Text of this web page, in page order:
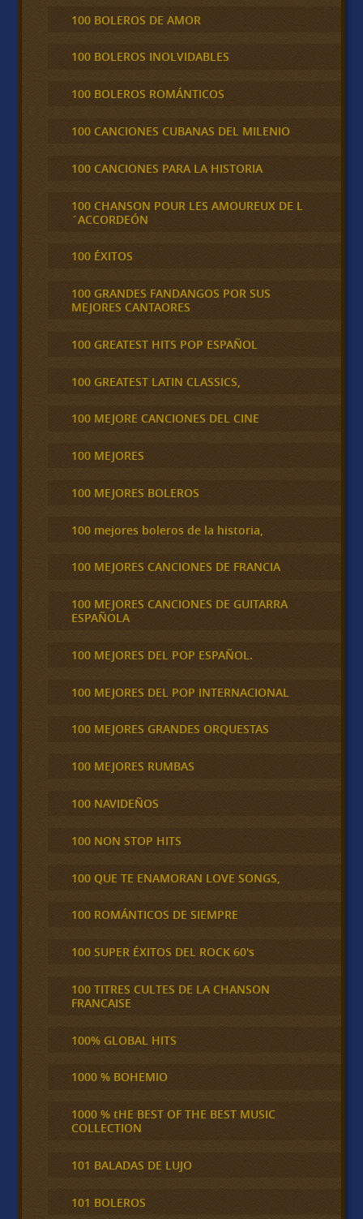
100 BOLEROS DE AMOR
100 BOLEROS INOLVIDABLES
100 BOLEROS ROMÁNTICOS
100 CANCIONES CUBANAS DEL MILENIO
100 CANCIONES PARA LA HISTORIA
100 CHANSON POUR LES AMOUREUX DE L
´ACCORDEÓN
100 ÉXITOS
100 GRANDES FANDANGOS POR SUS
MEJORES CANTAORES
100 GREATEST HITS POP ESPAÑOL
100 GREATEST LATIN CLASSICS,
100 MEJORE CANCIONES DEL CINE
100 MEJORES
100 MEJORES BOLEROS
100 mejores boleros de la historia,
100 MEJORES CANCIONES DE FRANCIA
100 MEJORES CANCIONES DE GUITARRA
ESPAÑOLA
100 MEJORES DEL POP ESPAÑOL.
100 MEJORES DEL POP INTERNACIONAL
100 MEJORES GRANDES ORQUESTAS
100 MEJORES RUMBAS
100 NAVIDEÑOS
100 NON STOP HITS
100 QUE TE ENAMORAN LOVE SONGS,
100 ROMÁNTICOS DE SIEMPRE
100 SUPER ÉXITOS DEL ROCK 60's
100 TITRES CULTES DE LA CHANSON
FRANCAISE
100% GLOBAL HITS
1000 % BOHEMIO
1000 % tHE BEST OF THE BEST MUSIC
COLLECTION
101 BALADAS DE LUJO
101 BOLEROS